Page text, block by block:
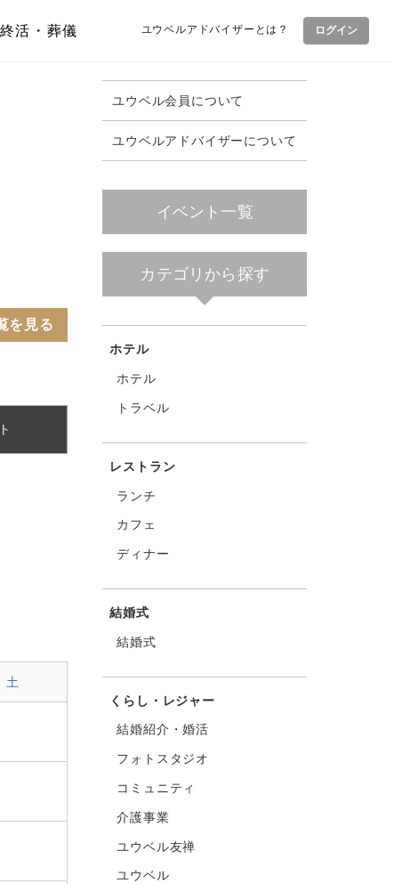
終活・葬儀 ユウベルアドバイザーとは？ ログイン
を見る
土
ユウベル会員について
ユウベルアドバイザーについて
イベント一覧
カテゴリから探す
ホテル
ホテル
トラベル
レストラン
ランチ
カフェ
ディナー
結婚式
結婚式
くらし・レジャー
結婚紹介・婚活
フォトスタジオ
コミュニティ
介護事業
ユウベル友禅
ユウベル